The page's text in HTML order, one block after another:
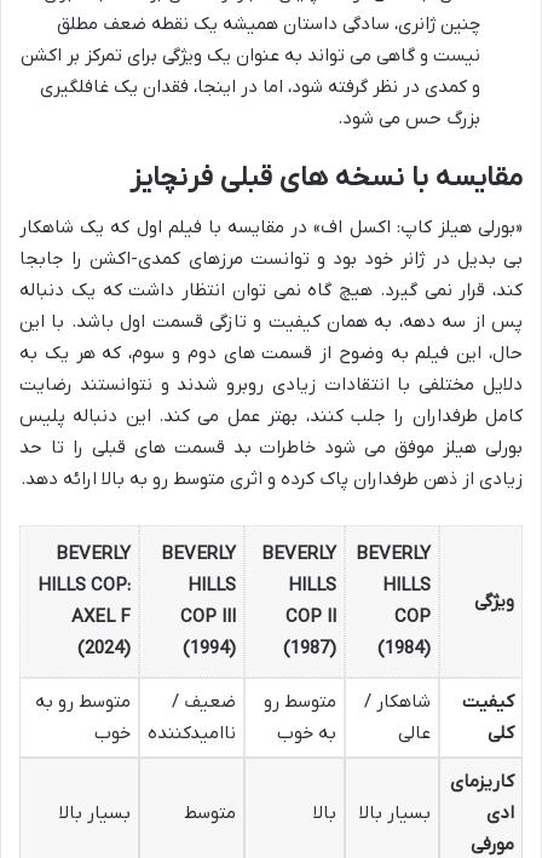
چنین ژانری، سادگی داستان همیشه یک نقطه ضعف مطلق
نیست و گاهی می تواند به عنوان یک ویژگی برای تمرکز بر اکشن
و کمدی در نظر گرفته شود، اما در اینجا، فقدان یک غافلگیری
بزرگ حس می شود.
مقایسه با نسخه های قبلی فرنچایز
«بورلی هیلز کاپ: اکسل اف» در مقایسه با فیلم اول که یک شاهکار
بی بدیل در ژانر خود بود و توانست مرزهای کمدی-اکشن را جابجا
کند، قرار نمی گیرد. هیچ گاه نمی توان انتظار داشت که یک دنباله
پس از سه دهه، به همان کیفیت و تازگی قسمت اول باشد. با این
حال، این فیلم به وضوح از قسمت های دوم و سوم، که هر یک به
دلایل مختلفی با انتقادات زیادی روبرو شدند و نتوانستند رضایت
کامل طرفداران را جلب کنند، بهتر عمل می کند. این دنباله پلیس
بورلی هیلز موفق می شود خاطرات بد قسمت های قبلی را تا حد
زیادی از ذهن طرفداران پاک کرده و اثری متوسط رو به بالا ارائه دهد.
ویژگی
BEVERLY
HILLS
COP
(1984)
BEVERLY
HILLS
COP II
(1987)
BEVERLY
HILLS
COP III
(1994)
BEVERLY
HILLS COP:
AXEL F
(2024)
کیفیت
کلی
شاهکار /
عالی
متوسط رو
به خوب
ضعیف /
ناامیدکننده
متوسط رو به
خوب
کاریزمای
ادی
مورفی
بسیار بالا بالا متوسط بسیار بالا